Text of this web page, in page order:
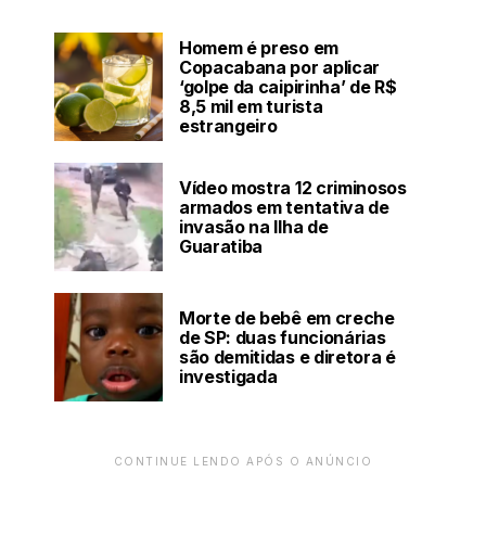
Homem é preso em
Copacabana por aplicar
‘golpe da caipirinha’ de R$
8,5 mil em turista
estrangeiro
Vídeo mostra 12 criminosos
armados em tentativa de
invasão na Ilha de
Guaratiba
Morte de bebê em creche
de SP: duas funcionárias
são demitidas e diretora é
investigada
CONTINUE LENDO APÓS O ANÚNCIO